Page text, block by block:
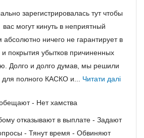
зарегистрировалась тут чтобы
могут кинуть в неприятный
ничего не гарантирует в
и покрытия убытков причиненных
Долго и долго думав, мы решили
для полного КАСКО и... Читати далі
- Нет хамства
отказывают в выплате - Задают
- Тянут время - Обвиняют